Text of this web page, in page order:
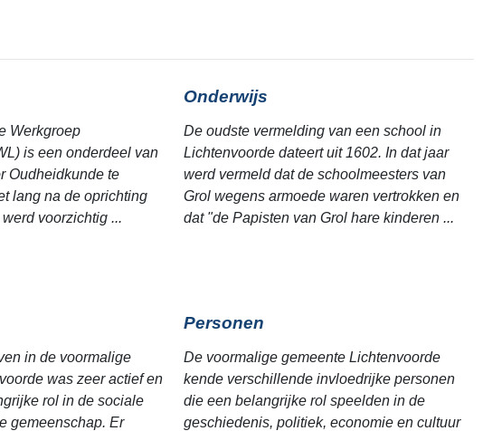
Werkgroep
is een onderdeel van
Oudheidkunde te
lang na de oprichting
voorzichtig ...
Onderwijs
De oudste vermelding van een school in
Lichtenvoorde dateert uit 1602. In dat jaar
werd vermeld dat de schoolmeesters van
Grol wegens armoede waren vertrokken en
dat "de Papisten van Grol hare kinderen ...
in de voormalige
was zeer actief en
rol in de sociale
gemeenschap. Er
Personen
De voormalige gemeente Lichtenvoorde
kende verschillende invloedrijke personen
die een belangrijke rol speelden in de
geschiedenis, politiek, economie en cultuur